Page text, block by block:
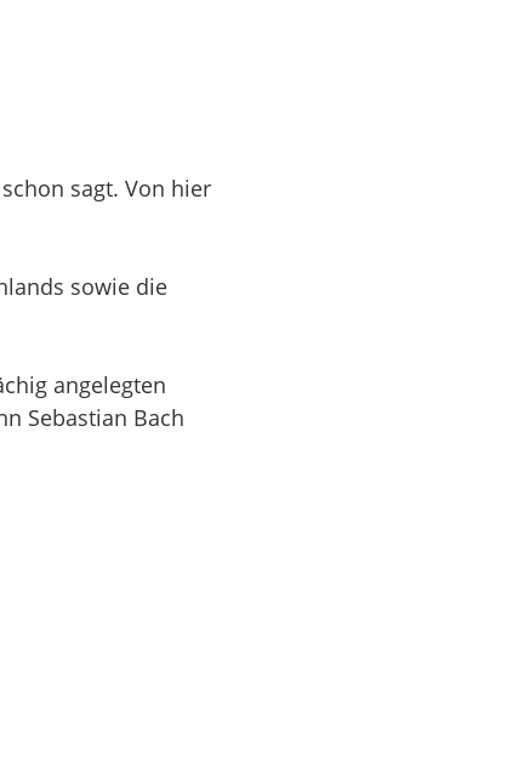
sagt. Von hier
sowie die
angelegten
Sebastian Bach